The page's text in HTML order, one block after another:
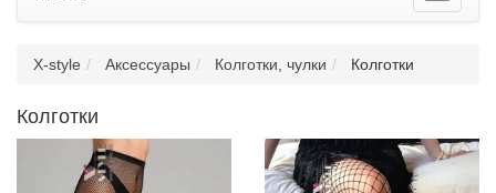
X-style Аксессуары Колготки, чулки Колготки
Колготки